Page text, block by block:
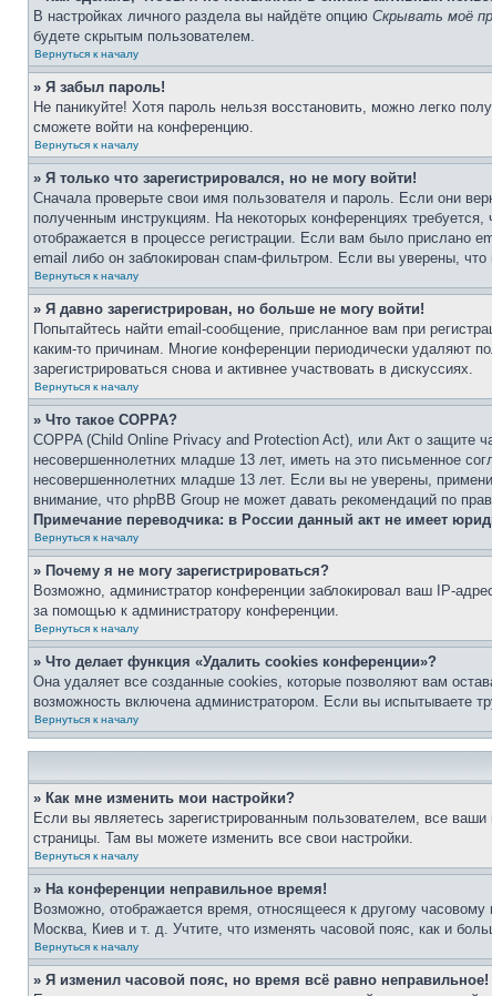
В настройках личного раздела вы найдёте опцию Скрывать моё
будете скрытым пользователем.
Вернуться к началу
» Я забыл пароль!
Не паникуйте! Хотя пароль нельзя восстановить, можно легко
сможете войти на конференцию.
Вернуться к началу
» Я только что зарегистрировался, но не могу войти!
Сначала проверьте свои имя пользователя и пароль. Если они
полученным инструкциям. На некоторых конференциях
отображается в процессе регистрации. Если вам было прислано
email либо он заблокирован спам-фильтром. Если вы уверены,
Вернуться к началу
» Я давно зарегистрирован, но больше не могу войти!
Попытайтесь найти email-сообщение, присланное вам при
каким-то причинам. Многие конференции периодически удаляют
зарегистрироваться снова и активнее участвовать в дискуссиях.
Вернуться к началу
» Что такое COPPA?
COPPA (Child Online Privacy and Protection Act), или Акт о защите
несовершеннолетних младше 13 лет, иметь на это письменное
несовершеннолетних младше 13 лет. Если вы не уверены,
внимание, что phpBB Group не может давать рекомендаций по
Примечание переводчика: в России данный акт не имеет
Вернуться к началу
» Почему я не могу зарегистрироваться?
Возможно, администратор конференции заблокировал ваш IP-
за помощью к администратору конференции.
Вернуться к началу
» Что делает функция «Удалить cookies конференции»?
Она удаляет все созданные cookies, которые позволяют вам
возможность включена администратором. Если вы испытываете
Вернуться к началу
» Как мне изменить мои настройки?
Если вы являетесь зарегистрированным пользователем, все
страницы. Там вы можете изменить все свои настройки.
Вернуться к началу
» На конференции неправильное время!
Возможно, отображается время, относящееся к другому
Москва, Киев и т. д. Учтите, что изменять часовой пояс, как и
Вернуться к началу
» Я изменил часовой пояс, но время всё равно неправильное!